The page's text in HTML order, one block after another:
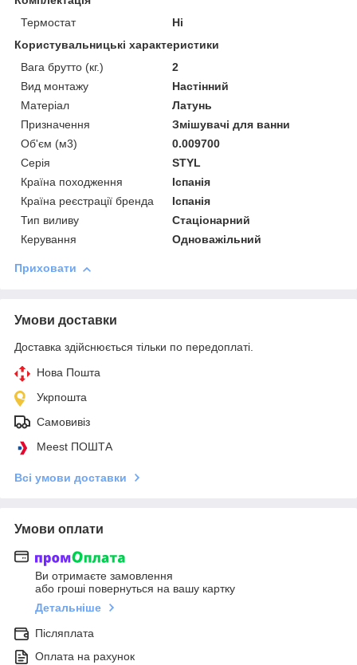
Термостат
Ні
Користувальницькі характеристики
Вага брутто (кг.)
2
Вид монтажу
Настінний
Матеріал
Латунь
Призначення
Змішувачі для ванни
Об'єм (м3)
0.009700
Серія
STYL
Країна походження
Іспанія
Країна реєстрації бренда
Іспанія
Тип виливу
Стаціонарний
Керування
Одноважільний
Приховати
Умови доставки
Доставка здійснюється тільки по передоплаті.
Нова Пошта
Укрпошта
Самовивіз
Meest ПОШТА
Всі умови доставки
Умови оплати
Ви отримаєте замовлення
або гроші повернуться на вашу картку
Детальніше
Післяплата
Оплата на рахунок